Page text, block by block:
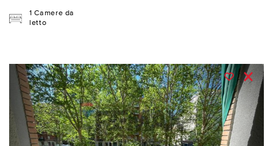
1 Camere da
letto